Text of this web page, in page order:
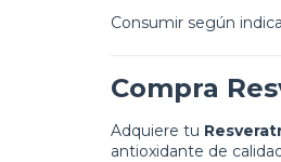
Consumir según
Compra
Adquiere tu
antioxidante de